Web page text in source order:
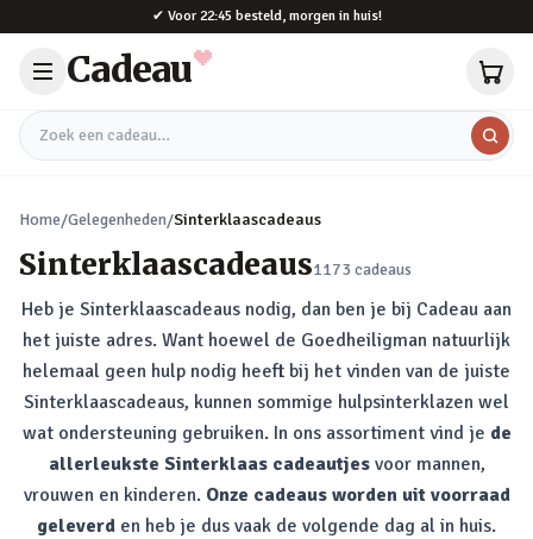
✔ Voor 22:45 besteld, morgen in huis!
Cadeau
Zoek een cadeau
Home/Gelegenheden/Sinterklaascadeaus
Sinterklaascadeaus1173 cadeaus
Heb je Sinterklaascadeaus nodig, dan ben je bij Cadeau aan
het juiste adres. Want hoewel de Goedheiligman natuurlijk
helemaal geen hulp nodig heeft bij het vinden van de juiste
Sinterklaascadeaus, kunnen sommige hulpsinterklazen wel
wat ondersteuning gebruiken. In ons assortiment vind je de
allerleukste Sinterklaas cadeautjesvoor mannen,
vrouwen en kinderen. Onze cadeaus worden uit voorraad
geleverd en heb je dus vaak de volgende dag al in huis.